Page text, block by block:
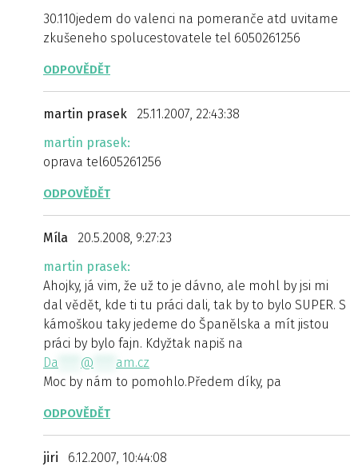
30.110jedem do valenci na pomeranče atd uvitame
zkušeneho spolucestovatele tel 6050261256
ODPOVĚDĚT
martin prasek
25.11.2007, 22:43:38
martin prasek:
oprava tel605261256
ODPOVĚDĚT
Míla
20.5.2008, 9:27:23
martin prasek:
Ahojky, já vim, že už to je dávno, ale mohl by jsi mi
dal vědět, kde ti tu práci dali, tak by to bylo SUPER. S
kámoškou taky jedeme do Španělska a mít jistou
práci by bylo fajn. Kdyžtak napiš na
Da
@
am.cz
Moc by nám to pomohlo.Předem díky, pa
ODPOVĚDĚT
jiri
6.12.2007, 10:44:08